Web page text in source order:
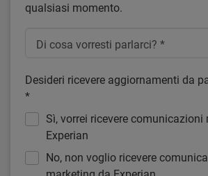
qualsiasi momento.
Desideri ricevere aggiornamenti da
*
Sì, vorrei ricevere comunicazioni
Experian
No, non voglio ricevere